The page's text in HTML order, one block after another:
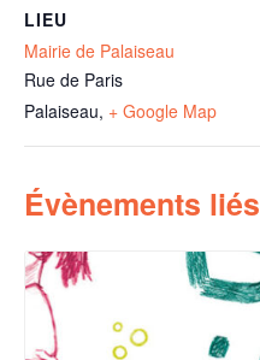
LIEU
Mairie de Palaiseau
Rue de Paris
Palaiseau, + Google Map
Évènements liés